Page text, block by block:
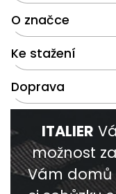
O značce
Ke stažení
Doprava
ITALIER
možnost
Vám domů